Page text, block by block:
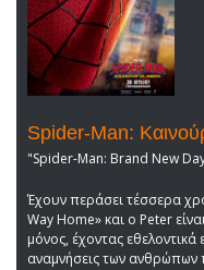
Spider-Man:
"Spider-Man: Brand New
Έχουν περάσει τέσσερα
Way Home» και ο Peter
μόνος, έχοντας εθελοντικά
αναμνήσεις των